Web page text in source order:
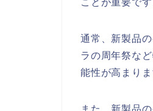
ことが重要です
通常、新製品
ラの周年祭な
能性が高まりま